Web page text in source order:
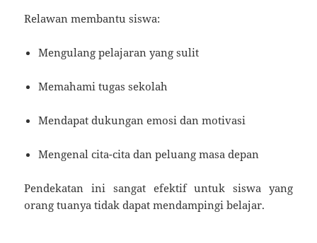
Relawan membantu siswa:
Mengulang pelajaran yang sulit
Memahami tugas sekolah
Mendapat dukungan emosi dan motivasi
Mengenal cita-cita dan peluang masa depan
Pendekatan ini sangat efektif untuk siswa yang
orang tuanya tidak dapat mendampingi belajar.